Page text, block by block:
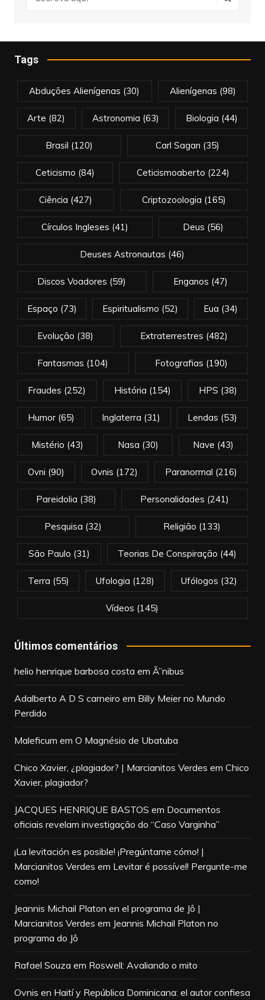
Tags
Abduções Alienígenas (30) Alienígenas (98)
Arte (82) Astronomia (63) Biologia (44)
Brasil (120) Carl Sagan (35)
Ceticismo (84) Ceticismoaberto (224)
Ciência (427) Criptozoologia (165)
Círculos Ingleses (41) Deus (56)
Deuses Astronautas (46)
Discos Voadores (59) Enganos (47)
Espaço (73) Espiritualismo (52) Eua (34)
Evolução (38) Extraterrestres (482)
Fantasmas (104) Fotografias (190)
Fraudes (252) História (154) HPS (38)
Humor(65) Inglaterra (31) Lendas (53)
Mistério (43) Nasa (30) Nave (43)
Ovni (90) Ovnis (172) Paranormal (216)
Pareidolia (38) Personalidades (241)
Pesquisa (32) Religião (133)
São Paulo (31) Teorias De Conspiração (44)
Terra (55) Ufologia (128) Ufólogos (32)
Vídeos (145)
Últimos comentários
helio henrique barbosa costa em Ã”nibus
Adalberto A D S carneiro em Billy Meier no Mundo
Perdido
Maleficum em O Magnésio de Ubatuba
Chico Xavier, ¿plagiador? | Marcianitos Verdes em Chico
Xavier, plagiador?
JACQUES HENRIQUE BASTOS em Documentos
oficiais revelam investigação do “Caso Varginha”
¡La levitación es posible! ¡Pregúntame cómo! |
Marcianitos Verdes em Levitar é possível! Pergunte-me
como!
Jeannis Michail Platon en el programa de Jô |
Marcianitos Verdes em Jeannis Michail Platon no
programa do Jô
Rafael Souza em Roswell: Avaliando o mito
Ovnis en Haití y República Dominicana: el autor confiesa